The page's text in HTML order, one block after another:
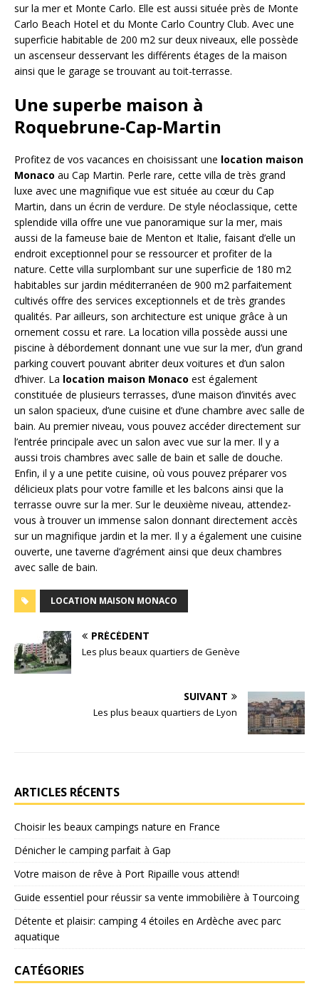
sur la mer et Monte Carlo. Elle est aussi située près de Monte
Carlo Beach Hotel et du Monte Carlo Country Club. Avec une
superficie habitable de 200 m2 sur deux niveaux, elle possède
un ascenseur desservant les différents étages de la maison
ainsi que le garage se trouvant au toit-terrasse.
Une superbe maison à
Roquebrune-Cap-Martin
Profitez de vos vacances en choisissant une location maison
Monaco au Cap Martin. Perle rare, cette villa de très grand
luxe avec une magnifique vue est située au cœur du Cap
Martin, dans un écrin de verdure. De style néoclassique, cette
splendide villa offre une vue panoramique sur la mer, mais
aussi de la fameuse baie de Menton et Italie, faisant d’elle un
endroit exceptionnel pour se ressourcer et profiter de la
nature. Cette villa surplombant sur une superficie de 180 m2
habitables sur jardin méditerranéen de 900 m2 parfaitement
cultivés offre des services exceptionnels et de très grandes
qualités. Par ailleurs, son architecture est unique grâce à un
ornement cossu et rare. La location villa possède aussi une
piscine à débordement donnant une vue sur la mer, d’un grand
parking couvert pouvant abriter deux voitures et d’un salon
d’hiver. La location maison Monaco est également
constituée de plusieurs terrasses, d’une maison d’invités avec
un salon spacieux, d’une cuisine et d’une chambre avec salle de
bain. Au premier niveau, vous pouvez accéder directement sur
l’entrée principale avec un salon avec vue sur la mer. Il y a
aussi trois chambres avec salle de bain et salle de douche.
Enfin, il y a une petite cuisine, où vous pouvez préparer vos
délicieux plats pour votre famille et les balcons ainsi que la
terrasse ouvre sur la mer. Sur le deuxième niveau, attendez-
vous à trouver un immense salon donnant directement accès
sur un magnifique jardin et la mer. Il y a également une cuisine
ouverte, une taverne d’agrément ainsi que deux chambres
avec salle de bain.
LOCATION MAISON MONACO
PRÉCÉDENT
Les plus beaux quartiers de Genève
SUIVANT
Les plus beaux quartiers de Lyon
ARTICLES RÉCENTS
Choisir les beaux campings nature en France
Dénicher le camping parfait à Gap
Votre maison de rêve à Port Ripaille vous attend!
Guide essentiel pour réussir sa vente immobilière à Tourcoing
Détente et plaisir: camping 4 étoiles en Ardèche avec parc
aquatique
CATÉGORIES